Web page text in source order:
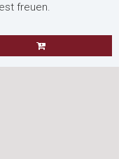
freuen.